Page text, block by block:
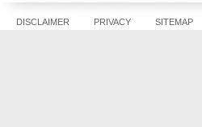
DISCLAIMER PRIVACY SITEMAP